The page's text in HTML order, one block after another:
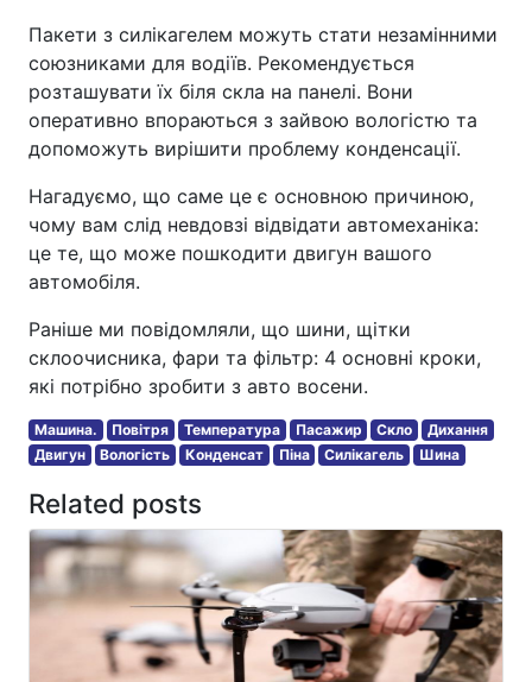
Пакети з силікагелем можуть стати незамінними
союзниками для водіїв. Рекомендується
розташувати їх біля скла на панелі. Вони
оперативно впораються з зайвою вологістю та
допоможуть вирішити проблему конденсації.
Нагадуємо, що саме це є основною причиною,
чому вам слід невдовзі відвідати автомеханіка:
це те, що може пошкодити двигун вашого
автомобіля.
Раніше ми повідомляли, що шини, щітки
склоочисника, фари та фільтр: 4 основні кроки,
які потрібно зробити з авто восени.
Машина. Повітря Температура Пасажир Скло
Дихання
Двигун
Вологість Конденсат Піна Силікагель Шина
Related posts